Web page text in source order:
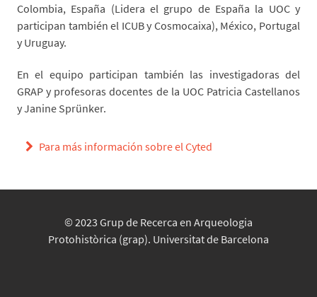
Colombia, España (Lidera el grupo de España la UOC y
participan también el ICUB y Cosmocaixa), México, Portugal
y Uruguay.
En el equipo participan también las investigadoras del
GRAP y profesoras docentes de la UOC Patricia Castellanos
y Janine Sprünker.
Para más información sobre el Cyted
© 2023 Grup de Recerca en Arqueologia
Protohistòrica (grap). Universitat de Barcelona